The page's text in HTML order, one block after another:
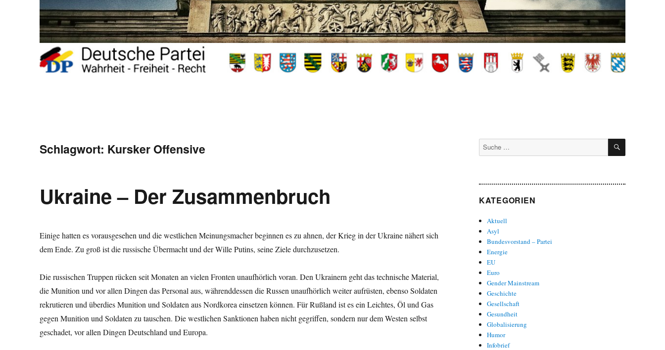
Schlagwort: Kursker Offensive
Ukraine – Der Zusammenbruch
Einige hatten es vorausgesehen und die westlichen Meinungsmacher beginnen es zu ahnen, der Krieg in der Ukraine nähert sich
dem Ende. Zu groß ist die russische Übermacht und der Wille Putins, seine Ziele durchzusetzen.
Die russischen Truppen rücken seit Monaten an vielen Fronten unaufhörlich voran. Den Ukrainern geht das technische Material,
die Munition und vor allen Dingen das Personal aus, währenddessen die Russen unaufhörlich weiter aufrüsten, ebenso Soldaten
rekrutieren und überdies Munition und Soldaten aus Nordkorea einsetzen können. Für Rußland ist es ein Leichtes, Öl und Gas
gegen Munition und Soldaten zu tauschen. Die westlichen Sanktionen haben nicht gegriffen, sondern nur dem Westen selbst
geschadet, vor allen Dingen Deutschland und Europa.
Suche
nach:
SUCHEN
KATEGORIEN
Aktuell
Asyl
Bundesvorstand – Partei
Energie
EU
Euro
Gender Mainstream
Geschichte
Gesellschaft
Gesundheit
Globalisierung
Humor
Infobrief